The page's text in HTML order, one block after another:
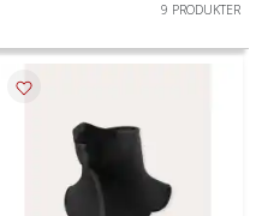
9 PRODUKTER